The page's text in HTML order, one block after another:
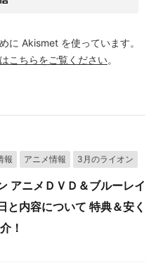
に Akismet を使っています。
こちらをご覧ください。
報 アニメ情報 3月のライオン
アニメＤＶＤ＆ブルーレイ
と内容について 特典＆安く
！